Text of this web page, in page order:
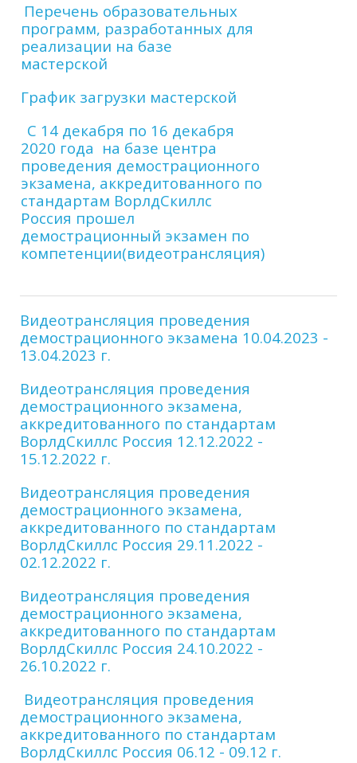
Перечень образовательных
программ, разработанных для
реализации на базе
мастерской
График загрузки мастерской
С 14 декабря по 16 декабря
2020 года на базе центра
проведения демострационного
экзамена, аккредитованного по
стандартам ВорлдСкиллс
Россия прошел
демострационный экзамен по
компетенции(видеотрансляция)
Видеотрансляция проведения
демострационного экзамена 10.04.2023 -
13.04.2023 г.
Видеотрансляция проведения
демострационного экзамена,
аккредитованного по стандартам
ВорлдСкиллс Россия 12.12.2022 -
15.12.2022 г.
Видеотрансляция проведения
демострационного экзамена,
аккредитованного по стандартам
ВорлдСкиллс Россия 29.11.2022 -
02.12.2022 г.
Видеотрансляция проведения
демострационного экзамена,
аккредитованного по стандартам
ВорлдСкиллс Россия 24.10.2022 -
26.10.2022 г.
Видеотрансляция проведения
демострационного экзамена,
аккредитованного по стандартам
ВорлдСкиллс Россия 06.12 - 09.12 г.